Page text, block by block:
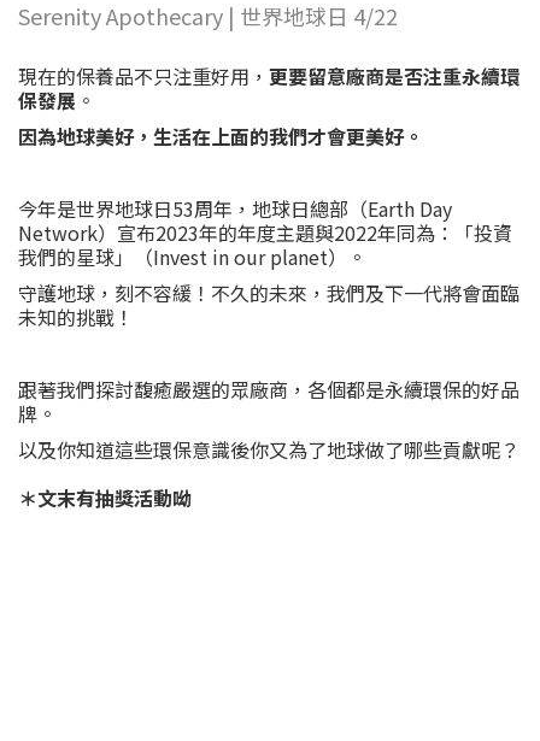
Serenity Apothecary | 世界地球日 4/22
現在的保養品不只注重好用， 更要留意廠商是否注重永續環
保發展 。
因為地球美好，生活在上面的我們才會更美好。
今年是世界地球日53周年，地球日總部（Earth Day
Network）宣布2023年的年度主題與2022年同為：「投資
我們的星球」（Invest in our planet）。
守護地球，刻不容緩！不久的未來，我們及下一代將會面臨
未知的挑戰！
跟著我們探討馥癒嚴選的眾廠商，各個都是永續環保的好品
牌。
以及你知道這些環保意識後你又為了地球做了哪些貢獻呢？
＊文末有抽獎活動呦